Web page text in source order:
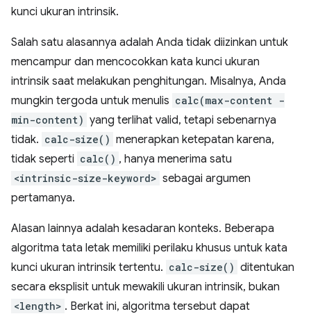
kunci ukuran intrinsik.
Salah satu alasannya adalah Anda tidak diizinkan untuk
mencampur dan mencocokkan kata kunci ukuran
intrinsik saat melakukan penghitungan. Misalnya, Anda
mungkin tergoda untuk menulis calc(max-content -
min-content) yang terlihat valid, tetapi sebenarnya
tidak. calc-size() menerapkan ketepatan karena,
tidak seperti calc() , hanya menerima satu
<intrinsic-size-keyword> sebagai argumen
pertamanya.
Alasan lainnya adalah kesadaran konteks. Beberapa
algoritma tata letak memiliki perilaku khusus untuk kata
kunci ukuran intrinsik tertentu. calc-size() ditentukan
secara eksplisit untuk mewakili ukuran intrinsik, bukan
<length> . Berkat ini, algoritma tersebut dapat